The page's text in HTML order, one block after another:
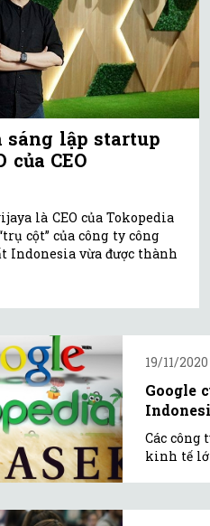
lập startup
của CEO
là CEO của Tokopedia
cột” của công ty công
Indonesia vừa được thành
19/11/
Google
Các công
kinh tế